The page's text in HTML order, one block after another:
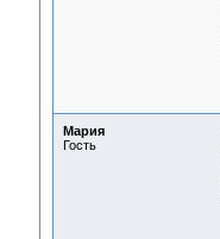
Мария
Гость